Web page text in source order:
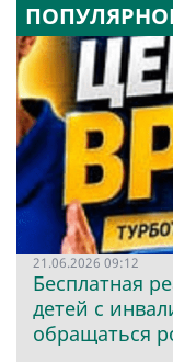
21.06.2026 09:12
Бесплатная
детей с
обращаться